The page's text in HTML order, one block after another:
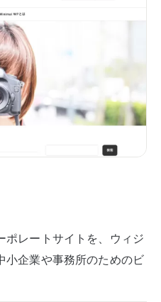
ポレートサイトを、ウィジ
小企業や事務所のためのビ